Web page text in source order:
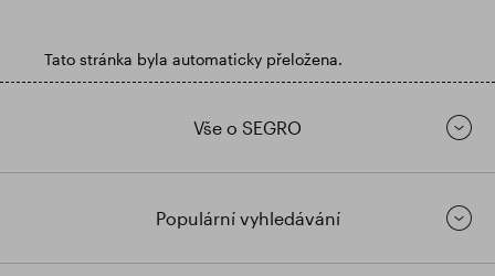
Tato stránka byla automaticky přeložena.
Vše o SEGRO
Populární vyhledávání